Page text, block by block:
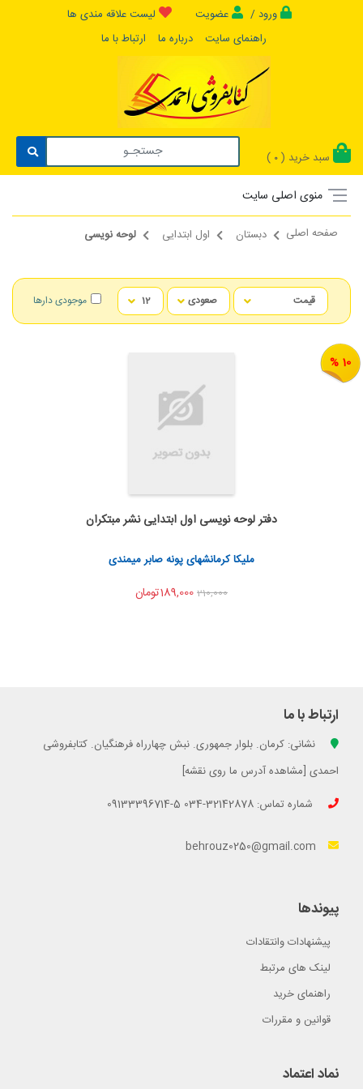
ورود / عضویت
لیست علاقه مندی ها
راهنمای سایت
درباره ما ارتباط با ما
سبد خرید ( 0
)
منوی اصلی سایت
صفحه اصلی دبستان اول ابتدایی لوحه نویسی
موجودی دارها
10 %
به من اطلاع بده
اشتراک گذاری
دفتر لوحه نویسی اول ابتدایی نشر مبتکران
ملیکا کرمانشهای پونه صابر میمندی
210,000
ارتباط با ما
نشانی: کرمان. بلوار جمهوری. نبش چهارراه فرهنگیان. کتابفروشی
احمدی [مشاهده آدرس ما روی نقشه]
شماره تماس: 32142878-034 5-09133396714
behrouz0250@gmail.com
پیوندها
پیشنهادات وانتقادات
لینک های مرتبط
راهنمای خرید
قوانین و مقررات
نماد اعتماد